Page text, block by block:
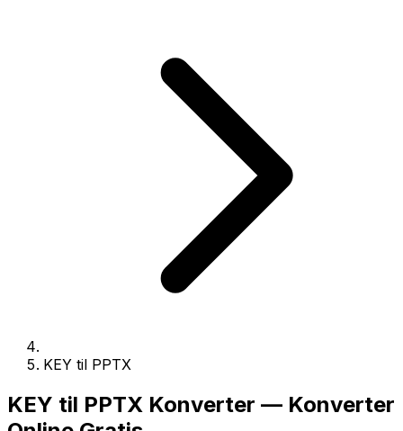
KEY til PPTX
KEY til PPTX Konverter — Konverter